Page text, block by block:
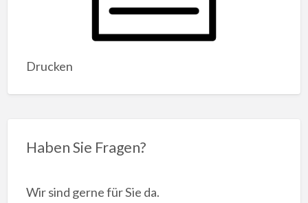
Drucken
Haben Sie Fragen?
Wir sind gerne für Sie da.